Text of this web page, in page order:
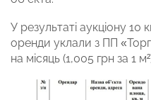
У результаті аукціону 10
оренди уклали з ПП
на місяць (1,005 грн за 1